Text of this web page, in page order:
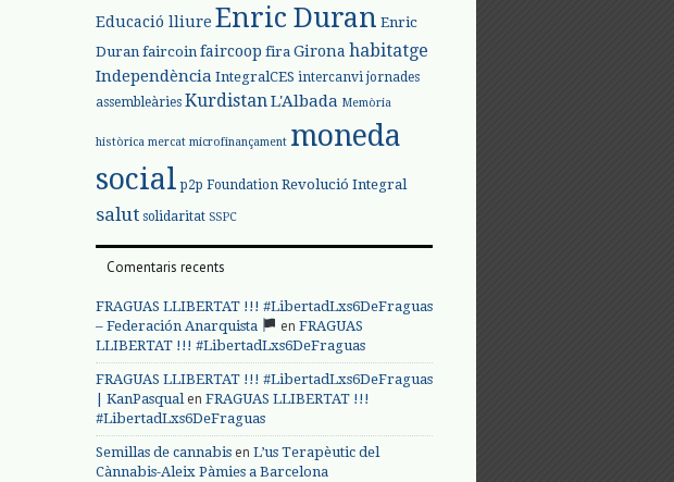
Educació lliure Enric Duran Enric
Duran faircoin faircoop fira Girona habitatge
Independència IntegralCES intercanvi jornades
assembleàries KurdistanL'Albada Memòria
històrica mercat microfinançament moneda
social p2p Foundation Revolució Integral
salut solidaritat SSPC
Comentaris recents
FRAGUAS LLIBERTAT !!! #LibertadLxs6DeFraguas
– Federación Anarquista
en FRAGUAS
LLIBERTAT !!! #LibertadLxs6DeFraguas
FRAGUAS LLIBERTAT !!! #LibertadLxs6DeFraguas
| KanPasqualen FRAGUAS LLIBERTAT !!!
#LibertadLxs6DeFraguas
Semillas de cannabis en L’us Terapèutic del
Cànnabis-Aleix Pàmies a Barcelona